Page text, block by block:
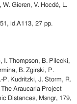
Gieren, V. Hocdé, L.
id.A113, 27 pp.
I. Thompson, B. Pilecki,
B. Zgirski, P.
P. Kudritzki, J. Storm, R.
Araucaria Project
Distances, Msngr, 179,